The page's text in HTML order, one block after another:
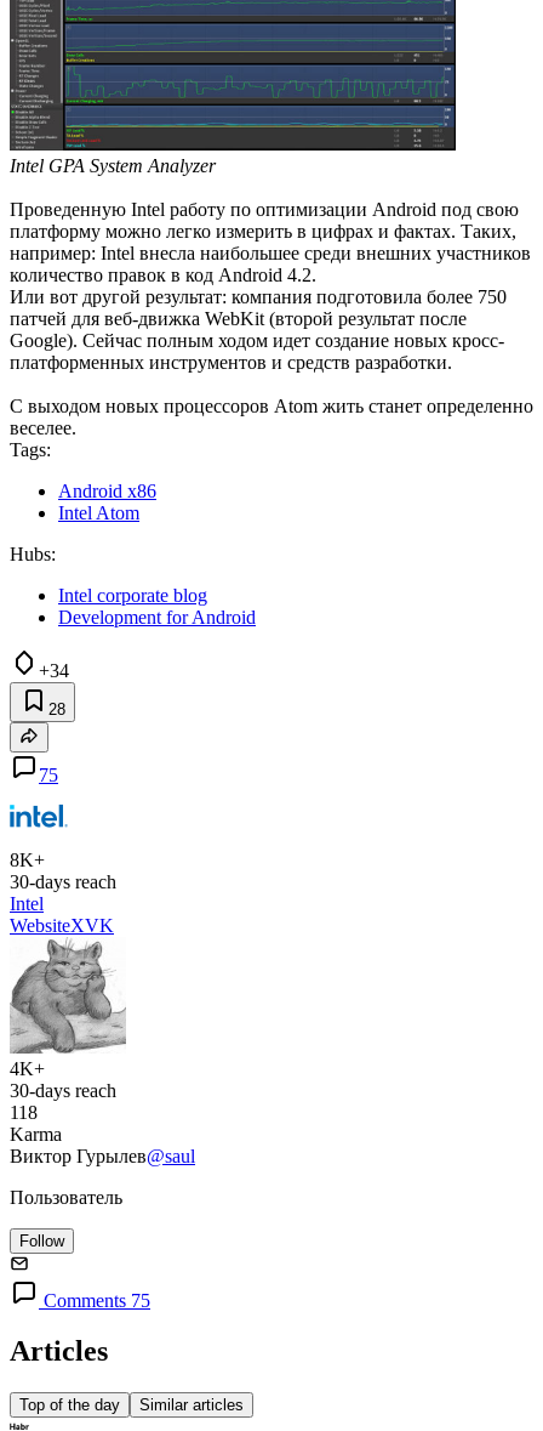
Intel GPA System Analyzer
Проведенную Intel работу по оптимизации Android под свою
платформу можно легко измерить в цифрах и фактах. Таких,
например: Intel внесла наибольшее среди внешних участников
количество правок в код Android 4.2.
Или вот другой результат: компания подготовила более 750
патчей для веб-движка WebKit (второй результат после
Google). Сейчас полным ходом идет создание новых кросс-
платформенных инструментов и средств разработки.
С выходом новых процессоров Atom жить станет определенно
веселее.
Tags:
Android x86
Intel Atom
Hubs:
Intel corporate blog
Development for Android
+34
28
75
8K+
30-days reach
Intel
WebsiteXVK
4K+
30-days reach
118
Karma
Виктор Гурылев@saul
Пользователь
Follow
Comments 75
Articles
Top of the day Similar articles